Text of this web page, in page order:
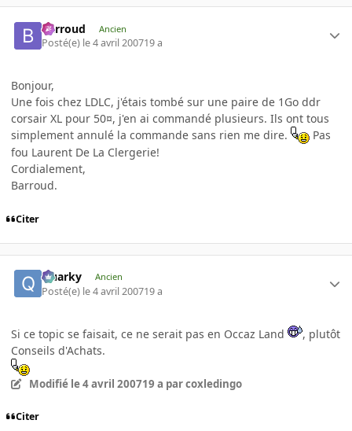
Barroud Ancien
Posté(e) le 4 avril 200719 a
Bonjour,
Une fois chez LDLC, j'étais tombé sur une paire de 1Go ddr
corsair XL pour 50¤, j'en ai commandé plusieurs. Ils ont tous
simplement annulé la commande sans rien me dire.
Pas
fou Laurent De La Clergerie!
Cordialement,
Barroud.
Citer
Quarky Ancien
Posté(e) le 4 avril 200719 a
Si ce topic se faisait, ce ne serait pas en Occaz Land
, plutôt
Conseils d'Achats.
Modifié le 4 avril 200719 a par coxledingo
Citer